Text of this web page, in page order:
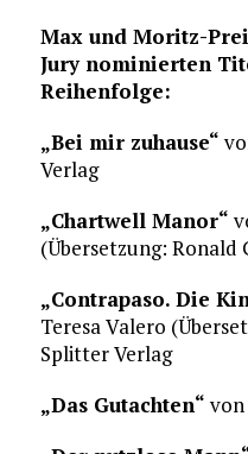
Max und Moritz-
Jury nominierten
Reihenfolge:
„Bei mir zuhause“
Verlag
„Chartwell Manor“
(Übersetzung: Ronald
„Contrapaso. Die
Teresa Valero
Splitter Verlag
„Das Gutachten“ von